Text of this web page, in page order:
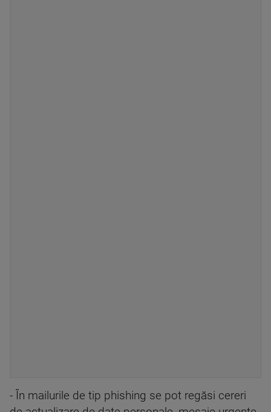
- În mailurile de tip phishing se pot regăsi cereri